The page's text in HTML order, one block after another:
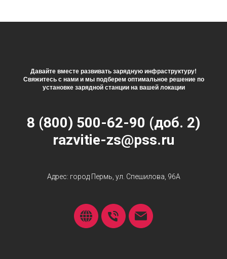
Давайте вместе развивать зарядную инфраструктуру!
Свяжитесь с нами и мы подберем оптимальное решение по
установке зарядной станции на вашей локации
8 (800) 500-62-90 (доб. 2)
razvitie-zs@pss.ru
Адрес: город Пермь, ул. Спешилова, 96А